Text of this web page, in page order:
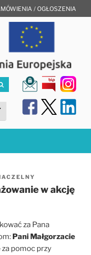
/ OGŁOSZENIA
Szukaj
Contrast
Font size
w akcję
za Pana
Pani Małgorzacie
za pomoc przy